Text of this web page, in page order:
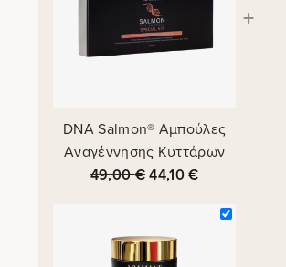
DNA Salmon® Αμπούλες
Αναγέννησης Κυττάρων
49,00€44,10€
+